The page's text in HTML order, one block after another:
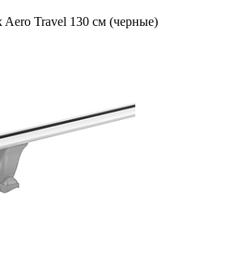
Aero Travel 130 см (черные)